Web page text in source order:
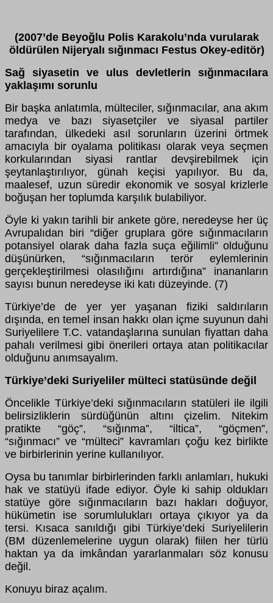
(2007’de Beyoğlu Polis Karakolu’nda vurularak
öldürülen Nijeryalı sığınmacı Festus Okey-editör)
Sağ siyasetin ve ulus devletlerin sığınmacılara
yaklaşımı sorunlu
Bir başka anlatımla, mülteciler, sığınmacılar, ana akım
medya ve bazı siyasetçiler ve siyasal partiler
tarafından, ülkedeki asıl sorunların üzerini örtmek
amacıyla bir oyalama politikası olarak veya seçmen
korkularından siyasi rantlar devşirebilmek için
şeytanlaştırılıyor, günah keçisi yapılıyor. Bu da,
maalesef, uzun süredir ekonomik ve sosyal krizlerle
boğuşan her toplumda karşılık bulabiliyor.
Öyle ki yakın tarihli bir ankete göre, neredeyse her üç
Avrupalıdan biri “diğer gruplara göre sığınmacıların
potansiyel olarak daha fazla suça eğilimli” olduğunu
düşünürken, “sığınmacıların terör eylemlerinin
gerçekleştirilmesi olasılığını artırdığına” inananların
sayısı bunun neredeyse iki katı düzeyinde. (7)
Türkiye’de de yer yer yaşanan fiziki saldırıların
dışında, en temel insan hakkı olan içme suyunun dahi
Suriyelilere T.C. vatandaşlarına sunulan fiyattan daha
pahalı verilmesi gibi önerileri ortaya atan politikacılar
olduğunu anımsayalım.
Türkiye’deki Suriyeliler mülteci statüsünde değil
Öncelikle Türkiye’deki sığınmacıların statüleri ile ilgili
belirsizliklerin sürdüğünün altını çizelim. Nitekim
pratikte “göç”, “sığınma”, “iltica”, “göçmen”,
“sığınmacı” ve “mülteci” kavramları çoğu kez birlikte
ve birbirlerinin yerine kullanılıyor.
Oysa bu tanımlar birbirlerinden farklı anlamları, hukuki
hak ve statüyü ifade ediyor. Öyle ki sahip oldukları
statüye göre sığınmacıların bazı hakları doğuyor,
hükümetin ise sorumlulukları ortaya çıkıyor ya da
tersi. Kısaca sanıldığı gibi Türkiye’deki Suriyelilerin
(BM düzenlemelerine uygun olarak) fiilen her türlü
haktan ya da imkândan yararlanmaları söz konusu
değil.
Konuyu biraz açalım.